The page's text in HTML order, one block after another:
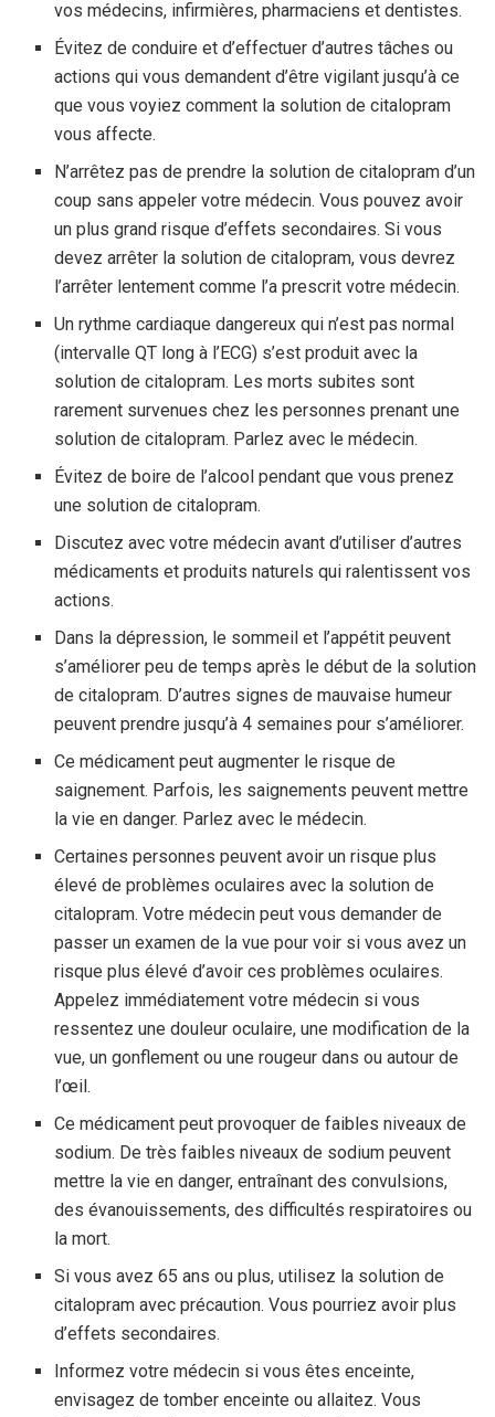
vos médecins, infirmières, pharmaciens et dentistes.
Évitez de conduire et d’effectuer d’autres tâches ou
actions qui vous demandent d’être vigilant jusqu’à ce
que vous voyiez comment la solution de citalopram
vous affecte.
N’arrêtez pas de prendre la solution de citalopram d’un
coup sans appeler votre médecin. Vous pouvez avoir
un plus grand risque d’effets secondaires. Si vous
devez arrêter la solution de citalopram, vous devrez
l’arrêter lentement comme l’a prescrit votre médecin.
Un rythme cardiaque dangereux qui n’est pas normal
(intervalle QT long à l’ECG) s’est produit avec la
solution de citalopram. Les morts subites sont
rarement survenues chez les personnes prenant une
solution de citalopram. Parlez avec le médecin.
Évitez de boire de l’alcool pendant que vous prenez
une solution de citalopram.
Discutez avec votre médecin avant d’utiliser d’autres
médicaments et produits naturels qui ralentissent vos
actions.
Dans la dépression, le sommeil et l’appétit peuvent
s’améliorer peu de temps après le début de la solution
de citalopram. D’autres signes de mauvaise humeur
peuvent prendre jusqu’à 4 semaines pour s’améliorer.
Ce médicament peut augmenter le risque de
saignement. Parfois, les saignements peuvent mettre
la vie en danger. Parlez avec le médecin.
Certaines personnes peuvent avoir un risque plus
élevé de problèmes oculaires avec la solution de
citalopram. Votre médecin peut vous demander de
passer un examen de la vue pour voir si vous avez un
risque plus élevé d’avoir ces problèmes oculaires.
Appelez immédiatement votre médecin si vous
ressentez une douleur oculaire, une modification de la
vue, un gonflement ou une rougeur dans ou autour de
l’œil.
Ce médicament peut provoquer de faibles niveaux de
sodium. De très faibles niveaux de sodium peuvent
mettre la vie en danger, entraînant des convulsions,
des évanouissements, des difficultés respiratoires ou
la mort.
Si vous avez 65 ans ou plus, utilisez la solution de
citalopram avec précaution. Vous pourriez avoir plus
d’effets secondaires.
Informez votre médecin si vous êtes enceinte,
envisagez de tomber enceinte ou allaitez. Vous